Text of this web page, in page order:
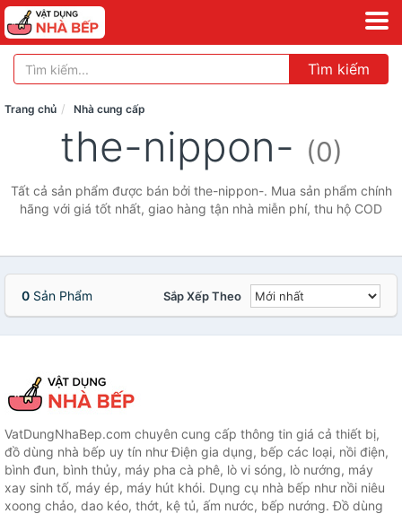
Tìm kiếm
Trang chủ Nhà cung cấp
the-nippon- (0)
Tất cả sản phẩm được bán bởi the-nippon-. Mua sản phẩm chính
hãng với giá tốt nhất, giao hàng tận nhà miễn phí, thu hộ COD
0 Sản Phẩm Sắp Xếp Theo
VatDungNhaBep.com chuyên cung cấp thông tin giá cả thiết bị,
đồ dùng nhà bếp uy tín như Điện gia dụng, bếp các loại, nồi điện,
bình đun, bình thủy, máy pha cà phê, lò vi sóng, lò nướng, máy
xay sinh tố, máy ép, máy hút khói. Dụng cụ nhà bếp như nồi niêu
xoong chảo, dao kéo, thớt, kệ tủ, ấm nước, bếp nướng. Đồ dùng